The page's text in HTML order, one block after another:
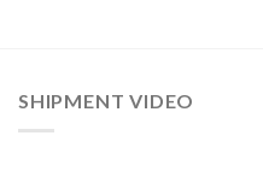
SHIPMENT VIDEO